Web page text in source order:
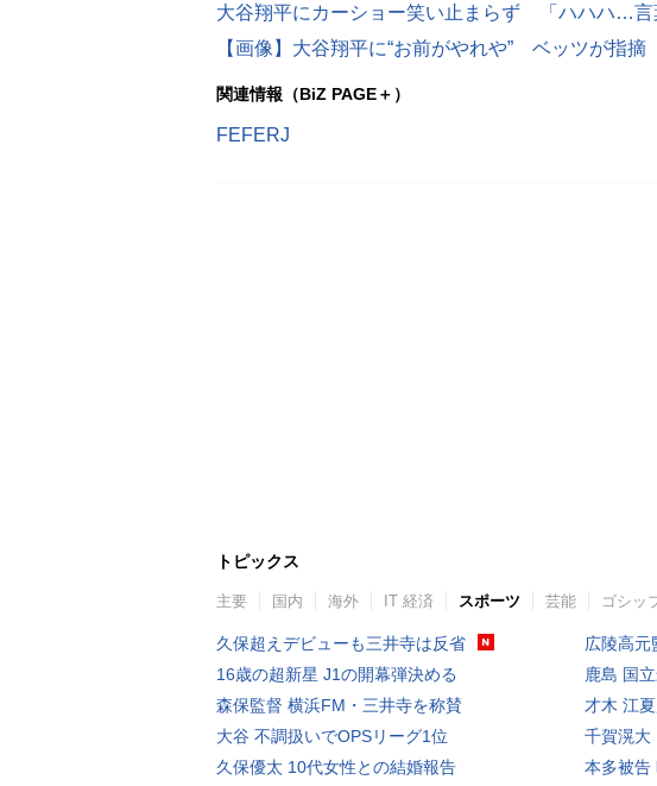
大谷翔平にカーショー笑い止まらず 「ハハハ…言
【画像】大谷翔平に“お前がやれや” ベッツが指摘
関連情報（BiZ PAGE＋）
FEFERJ
トピックス
主要 国内 海外 IT 経済 スポーツ 芸能 ゴシッ
久保超えデビューも三井寺は反省
16歳の超新星 J1の開幕弾決める
森保監督 横浜FM・三井寺を称賛
大谷 不調扱いでOPSリーグ1位
久保優太 10代女性との結婚報告
広陵高元
鹿島 国
才木 江
千賀滉大
本多被告